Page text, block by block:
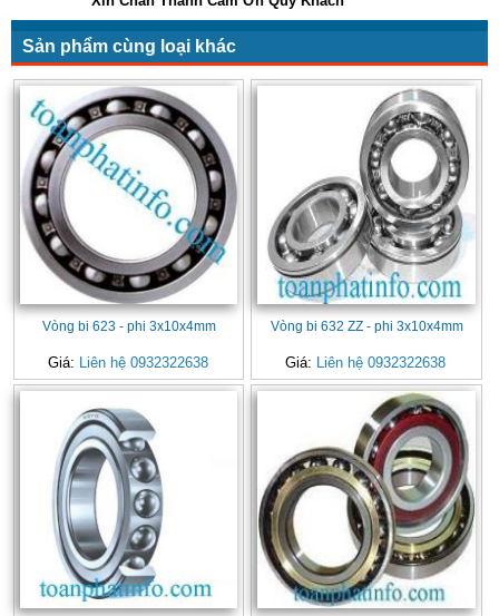
Sản phẩm cùng loại khác
Vòng bi 623 - phi 3x10x4mm
Giá: Liên hệ 0932322638
Vòng bi 632 ZZ - phi 3x10x4mm
Giá: Liên hệ 0932322638